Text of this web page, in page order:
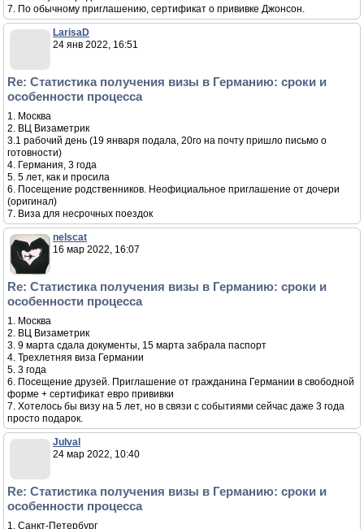
7. По обычному приглашению, сертификат о прививке Джонсон.
LarisaD
24 янв 2022, 16:51
Re: Статистика получения визы в Германию: сроки и
особенности процесса
1. Москва
2. ВЦ Визаметрик
3.1 рабочий день (19 января подала, 20го на почту пришло письмо о
готовности)
4. Германия, 3 года
5. 5 лет, как и просила
6. Посещение родственников. Неофициальное приглашение от дочери
(оригинал)
7. Виза для несрочных поездок
nelscat
16 мар 2022, 16:07
Re: Статистика получения визы в Германию: сроки и
особенности процесса
1. Москва
2. ВЦ Визаметрик
3. 9 марта сдала документы, 15 марта забрала паспорт
4. Трехлетняя виза Германии
5. 3 года
6. Посещение друзей. Приглашение от гражданина Германии в свободной
форме + сертификат евро прививки
7. Хотелось бы визу на 5 лет, но в связи с событиями сейчас даже 3 года
просто подарок.
Julval
24 мар 2022, 10:40
Re: Статистика получения визы в Германию: сроки и
особенности процесса
1. Санкт-Петербург